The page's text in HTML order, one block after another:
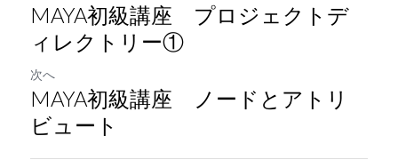
MAYA初級講座 プロジェクトデ
ィレクトリー①
次へ
MAYA初級講座 ノードとアトリ
ビュート